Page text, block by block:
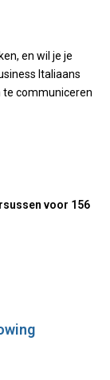
en wil je je
Italiaans
te communiceren
voor 156